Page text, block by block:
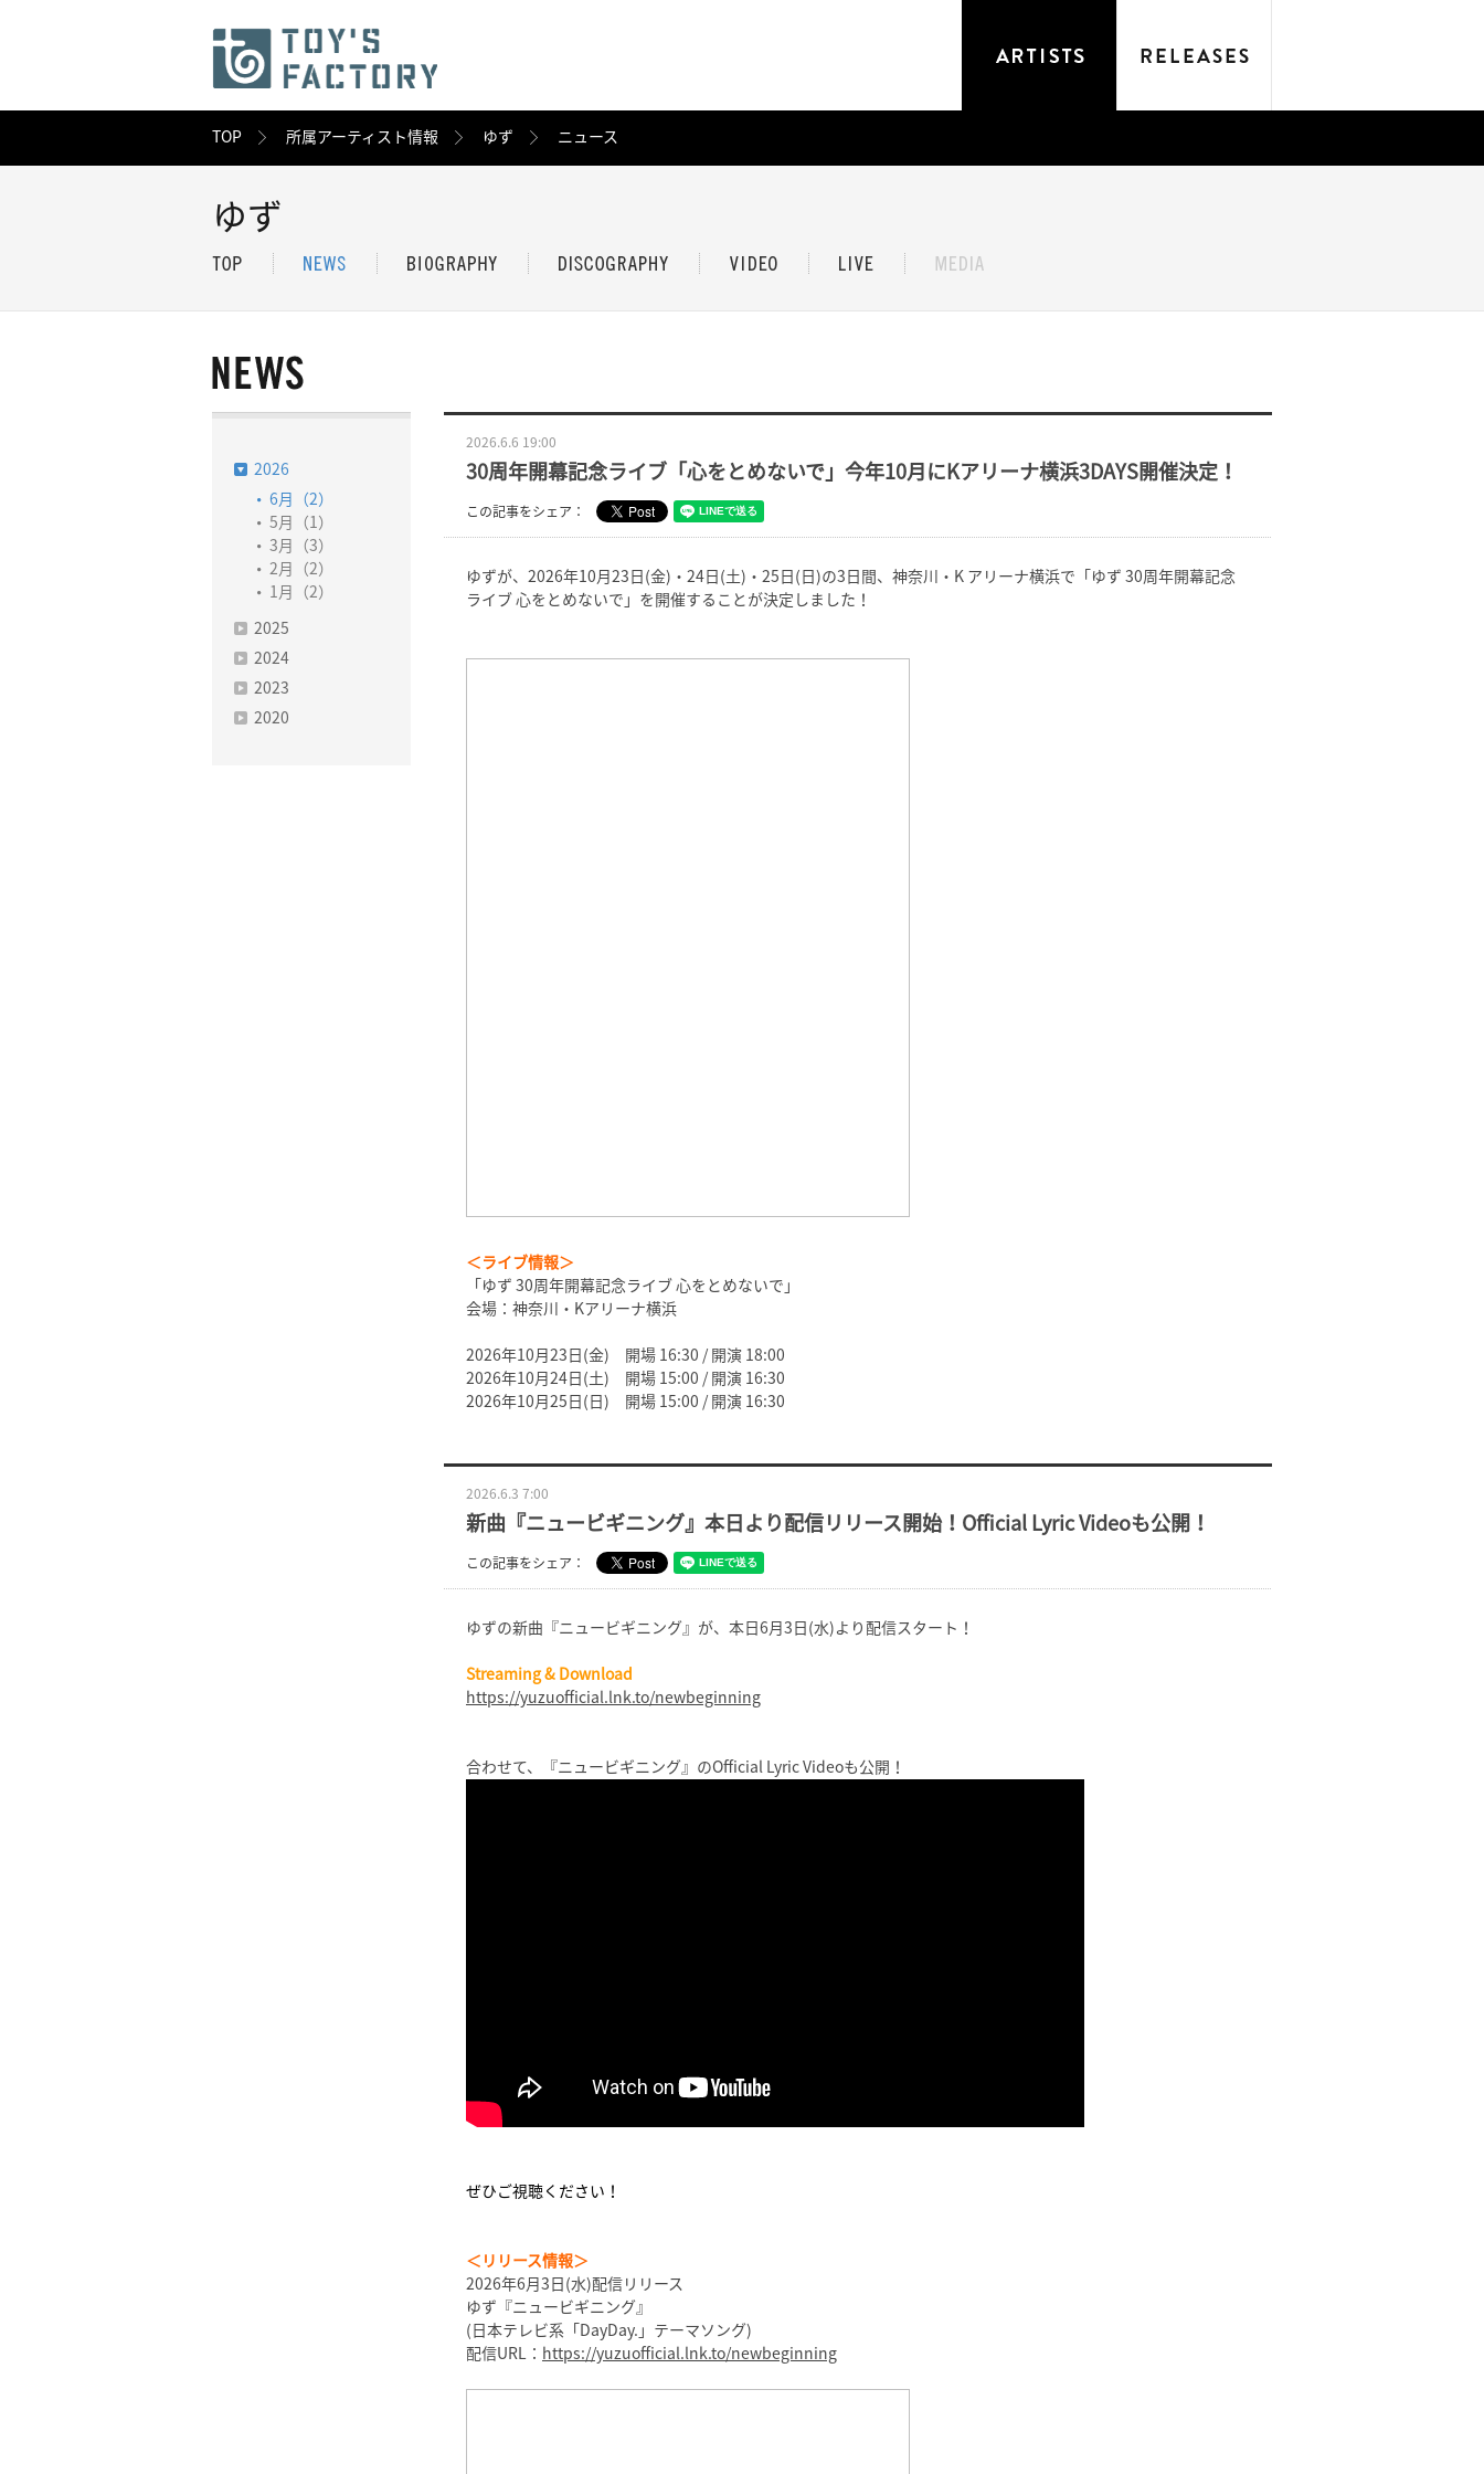
TOP 所属アーティスト情報 ゆず ニュース
ゆず
2026
6月（2）
5月（1）
3月（3）
2月（2）
1月（2）
2025
2024
2023
2020
2026.6.6 19:00
30周年開幕記念ライブ「心をとめないで」今年10月にKアリーナ横浜3DAYS開催決定！
この記事をシェア：
ゆずが、2026年10月23日(金)・24日(土)・25日(日)の3日間、神奈川・K アリーナ横浜で「ゆず 30周年開幕記念
ライブ 心をとめないで」を開催することが決定しました！
＜ライブ情報＞
「ゆず 30周年開幕記念ライブ 心をとめないで」
会場：神奈川・Kアリーナ横浜
2026年10月23日(金) 開場 16:30 / 開演 18:00
2026年10月24日(土) 開場 15:00 / 開演 16:30
2026年10月25日(日) 開場 15:00 / 開演 16:30
2026.6.3 7:00
新曲『ニュービギニング』本日より配信リリース開始！Official Lyric Videoも公開！
この記事をシェア：
ゆずの新曲『ニュービギニング』が、本日6月3日(水)より配信スタート！
Streaming & Download
https://yuzuofficial.lnk.to/newbeginning
合わせて、『ニュービギニング』のOfficial Lyric Videoも公開！
ぜひご視聴ください！
＜リリース情報＞
2026年6月3日(水)配信リリース
ゆず『ニュービギニング』
(日本テレビ系「DayDay.」テーマソング)
配信URL： https://yuzuofficial.lnk.to/newbeginning